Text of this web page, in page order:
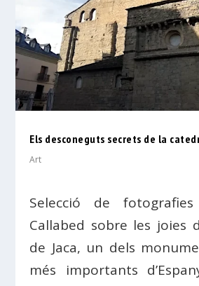
Els desconeguts secrets de la
Art
Selecció de
Callabed sobre les joies
de Jaca, un dels
més importants